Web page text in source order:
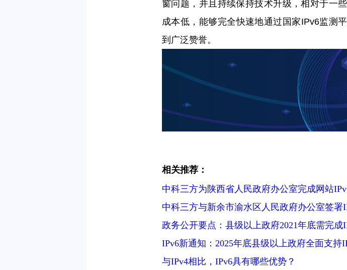
窗问题，并且持续保持技术升级，相对于一
成本低，能够完全快速地通过国家IPv6监测
到广泛赞誉。
相关推荐：
中科三方为陕西省人民政府办公室完成网站
中科三方与新余市渝水区人民政府办公室签署
政务公开要点：县级以上政府2021年底需完成
IPv6新通知：2025年底县级以上政府全面支持
与IPv4相比，IPv6具有哪些优势？